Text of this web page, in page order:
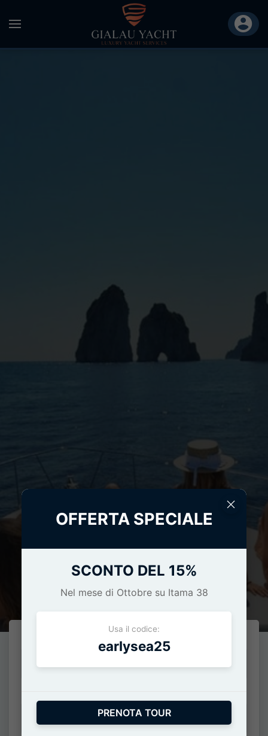
Effettua l'accesso
OFFERTA SPECIALE
SCONTO DEL 15%
Nel mese di Ottobre su Itama 38
Usa il codice:
earlysea25
PRENOTA TOUR